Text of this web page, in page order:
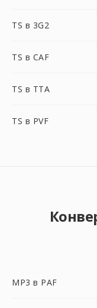
TS в 3G2
TS в CAF
TS в TTA
TS в PVF
MP3 в PAF